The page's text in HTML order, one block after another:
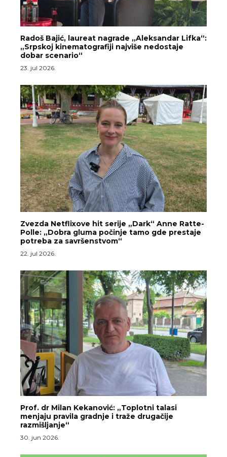
Radoš Bajić, laureat nagrade „Aleksandar Lifka“:
„Srpskoj kinematografiji najviše nedostaje
dobar scenario“
23. jul 2026.
Zvezda Netflixove hit serije „Dark“ Anne Ratte-
Polle: „Dobra gluma počinje tamo gde prestaje
potreba za savršenstvom“
22. jul 2026.
Prof. dr Milan Kekanović: „Toplotni talasi
menjaju pravila gradnje i traže drugačije
razmišljanje“
30. jun 2026.